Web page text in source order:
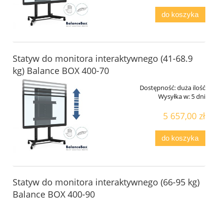
do koszyka
Statyw do monitora interaktywnego (41-68.9
kg) Balance BOX 400-70
Dostępność:duża ilość
Wysyłka w: 5 dni
5 657,00 zł
do koszyka
Statyw do monitora interaktywnego (66-95 kg)
Balance BOX 400-90